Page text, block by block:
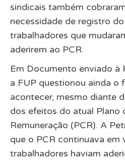
sindicais também
necessidade de registro
trabalhadores que
aderirem ao PCR.
Em Documento enviado à
a FUP questionou ainda o
acontecer, mesmo diante
dos efeitos do atual Plano
Remuneração (PCR). A
que o PCR continuava em
trabalhadores haviam